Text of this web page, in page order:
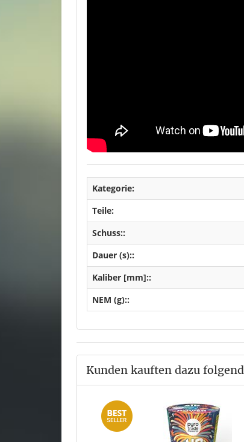
Kategorie:
Teile:
Schuss::
Dauer (s)::
Kaliber [mm]::
NEM (g)::
Kunden kauften dazu